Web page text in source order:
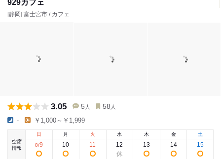
929カフェ
[静岡] 富士宮市 / カフェ
3.05 5 人 58 人
- ￥1,000～￥1,999
空席
情報
日
8/9
月
10
火
11
水
12
木
13
金
14
土
15